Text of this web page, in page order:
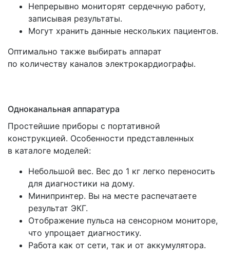
Непрерывно мониторят сердечную работу,
записывая результаты.
Могут хранить данные нескольких пациентов.
Оптимально также выбирать аппарат
по количеству каналов электрокардиографы.
Одноканальная аппаратура
Простейшие приборы с портативной
конструкцией. Особенности представленных
в каталоге моделей:
Небольшой вес. Вес до 1 кг легко переносить
для диагностики на дому.
Минипринтер. Вы на месте распечатаете
результат ЭКГ.
Отображение пульса на сенсорном мониторе,
что упрощает диагностику.
Работа как от сети, так и от аккумулятора.